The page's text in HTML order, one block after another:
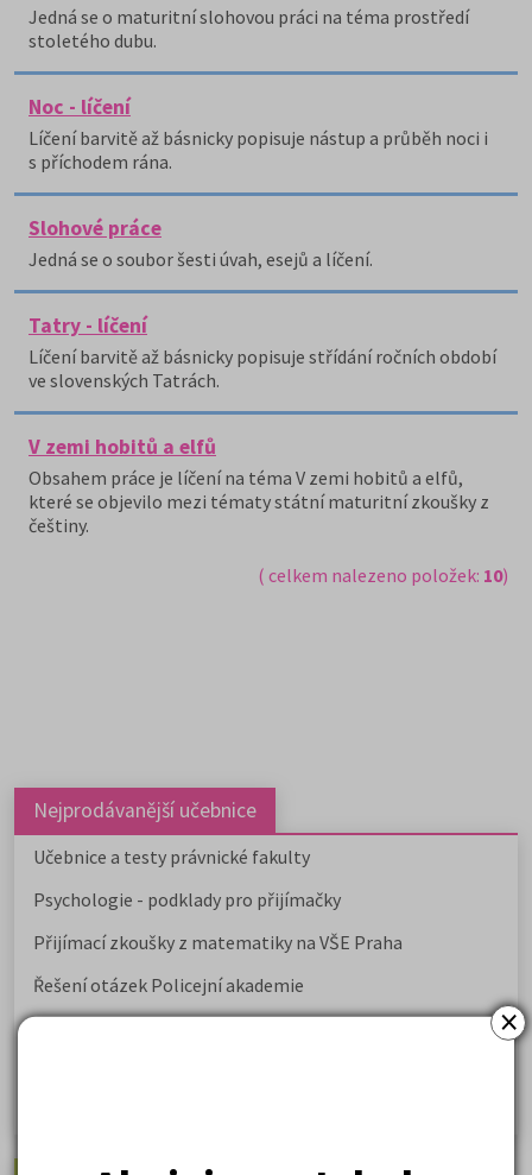
×
Jedná se o maturitní slohovou práci na téma prostředí
stoletého dubu.
Noc - líčení
Líčení barvitě až básnicky popisuje nástup a průběh noci i
s příchodem rána.
Slohové práce
Jedná se o soubor šesti úvah, esejů a líčení.
Tatry - líčení
Líčení barvitě až básnicky popisuje střídání ročních období
ve slovenských Tatrách.
V zemi hobitů a elfů
Obsahem práce je líčení na téma V zemi hobitů a elfů,
které se objevilo mezi tématy státní maturitní zkoušky z
češtiny.
( celkem nalezeno položek: 10)
Nejprodávanější učebnice
Učebnice a testy právnické fakulty
Psychologie - podklady pro přijímačky
Přijímací zkoušky z matematiky na VŠE Praha
Řešení otázek Policejní akademie